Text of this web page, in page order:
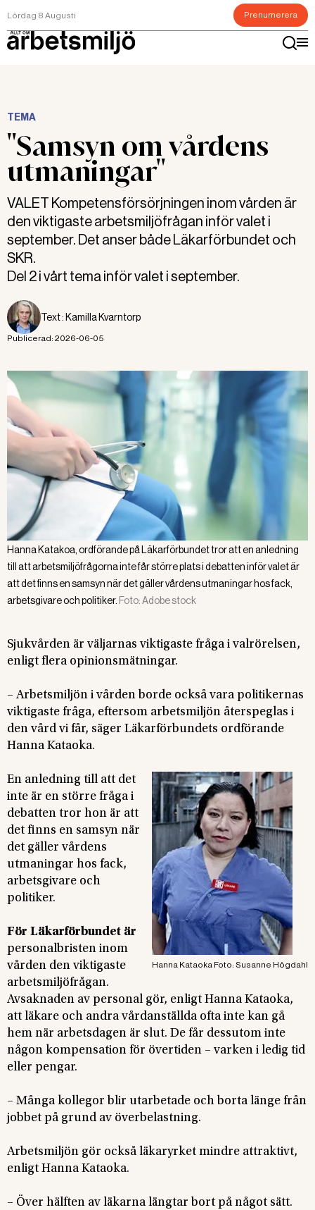
Lördag 8 Augusti Prenumerera
TEMA
"Samsyn om vårdens
utmaningar"
VALET Kompetensförsörjningen inom vården är
den viktigaste arbetsmiljöfrågan inför valet i
september. Det anser både Läkarförbundet och
SKR.
Del 2 i vårt tema inför valet i september.
Text : Kamilla Kvarntorp
Publicerad: 2026-06-05
Hanna Katakoa, ordförande på Läkarförbundet tror att en anledning
till att arbetsmiljöfrågorna inte får större plats i debatten inför valet är
att det finns en samsyn när det gäller vårdens utmaningar hos fack,
arbetsgivare och politiker. Foto:Adobe stock
Sjukvården är väljarnas viktigaste fråga i valrörelsen,
enligt flera opinionsmätningar.
– Arbetsmiljön i vården borde också vara politikernas
viktigaste fråga, eftersom arbetsmiljön återspeglas i
den vård vi får, säger Läkarförbundets ordförande
Hanna Kataoka.
Hanna Kataoka Foto: Susanne Högdahl
En anledning till att det
inte är en större fråga i
debatten tror hon är att
det finns en samsyn när
det gäller vårdens
utmaningar hos fack,
arbetsgivare och
politiker.
För Läkarförbundet är
personalbristen inom
vården den viktigaste
arbetsmiljöfrågan.
Avsaknaden av personal gör, enligt Hanna Kataoka,
att läkare och andra vårdanställda ofta inte kan gå
hem när arbetsdagen är slut. De får dessutom inte
någon kompensation för övertiden – varken i ledig tid
eller pengar.
– Många kollegor blir utarbetade och borta länge från
jobbet på grund av överbelastning.
Arbetsmiljön gör också läkaryrket mindre attraktivt,
enligt Hanna Kataoka.
– Över hälften av läkarna längtar bort på något sätt.